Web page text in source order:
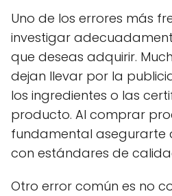
Uno de los errores más
investigar
que deseas adquirir.
dejan llevar por la
los ingredientes o las
producto. Al comprar
fundamental asegurarte
con estándares de
Otro error común es no